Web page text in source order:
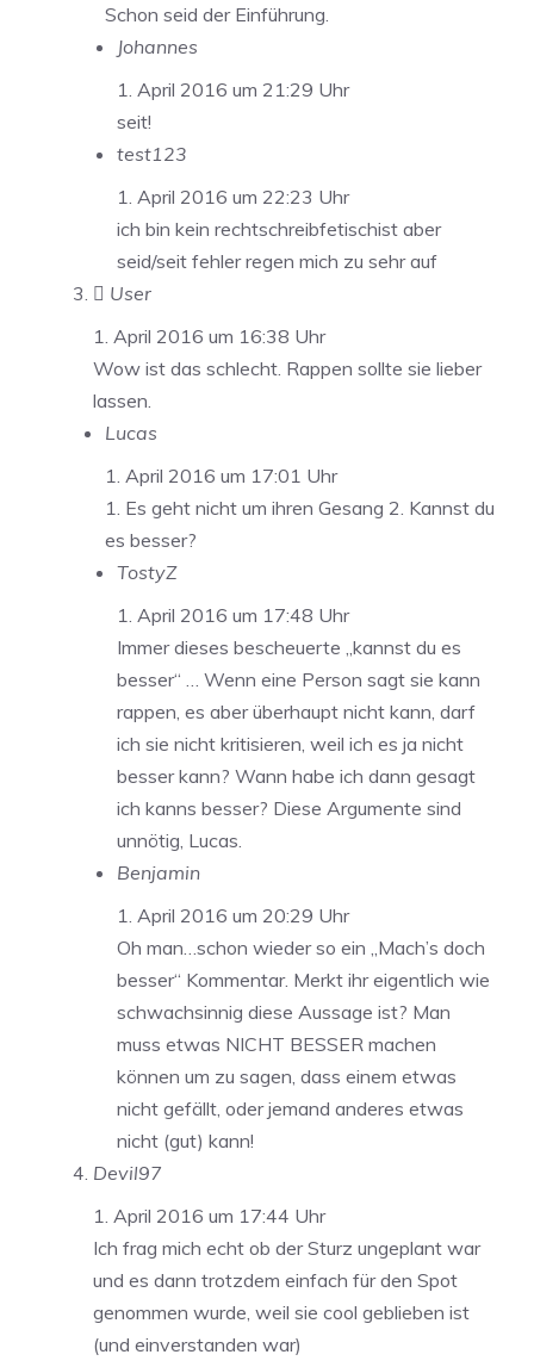
Schon seid der Einführung.
Johannes
1. April 2016 um 21:29 Uhr
seit!
test123
1. April 2016 um 22:23 Uhr
ich bin kein rechtschreibfetischist aber
seid/seit fehler regen mich zu sehr auf
 User
1. April 2016 um 16:38 Uhr
Wow ist das schlecht. Rappen sollte sie lieber
lassen.
Lucas
1. April 2016 um 17:01 Uhr
1. Es geht nicht um ihren Gesang 2. Kannst du
es besser?
TostyZ
1. April 2016 um 17:48 Uhr
Immer dieses bescheuerte „kannst du es
besser“ … Wenn eine Person sagt sie kann
rappen, es aber überhaupt nicht kann, darf
ich sie nicht kritisieren, weil ich es ja nicht
besser kann? Wann habe ich dann gesagt
ich kanns besser? Diese Argumente sind
unnötig, Lucas.
Benjamin
1. April 2016 um 20:29 Uhr
Oh man…schon wieder so ein „Mach’s doch
besser“ Kommentar. Merkt ihr eigentlich wie
schwachsinnig diese Aussage ist? Man
muss etwas NICHT BESSER machen
können um zu sagen, dass einem etwas
nicht gefällt, oder jemand anderes etwas
nicht (gut) kann!
Devil97
1. April 2016 um 17:44 Uhr
Ich frag mich echt ob der Sturz ungeplant war
und es dann trotzdem einfach für den Spot
genommen wurde, weil sie cool geblieben ist
(und einverstanden war)